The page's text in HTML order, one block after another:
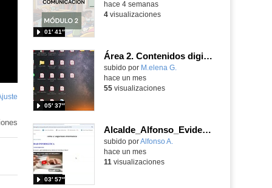
pantalla
01′ 41″
hace 4 semanas
4visualizaciones
Área 2. Contenidos digitales
Contenido educativo.
subido por M.elena G.
05′ 37″
hace un mes
55visualizaciones
Alcalde_Alfonso_EvidenciaArea_2
Contenido educativo.
subido porAlfonso A.
03′ 57″
hace un mes
11 visualizaciones